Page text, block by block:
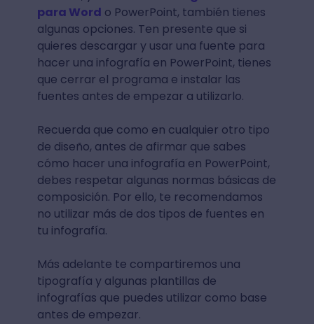
para Word o PowerPoint, también tienes
algunas opciones. Ten presente que si
quieres descargar y usar una fuente para
hacer una infografía en PowerPoint, tienes
que cerrar el programa e instalar las
fuentes antes de empezar a utilizarlo.
Recuerda que como en cualquier otro tipo
de diseño, antes de afirmar que sabes
cómo hacer una infografía en PowerPoint,
debes respetar algunas normas básicas de
composición. Por ello, te recomendamos
no utilizar más de dos tipos de fuentes en
tu infografía.
Más adelante te compartiremos una
tipografía y algunas plantillas de
infografías que puedes utilizar como base
antes de empezar.